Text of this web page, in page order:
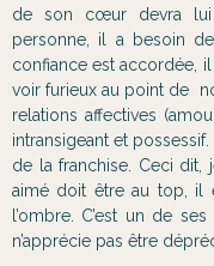
de son cœur devra lui
personne, il a besoin
confiance est accordée,
voir furieux au point de
relations affectives
intransigeant et
de la franchise. Ceci dit,
aimé doit être au top, il
l’ombre. C’est un de
n’apprécie pas être